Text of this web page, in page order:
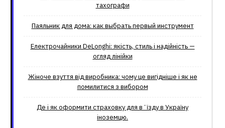
тахографи
Паяльник для дома: как выбрать первый инструмент
Електрочайники DeLonghi: якість, стиль і надійність —
огляд лінійки
Жіноче взуття від виробника: чому це вигідніше і як не
помилитися з вибором
Де і як оформити страховку для вʼїзду в Україну
іноземцю.